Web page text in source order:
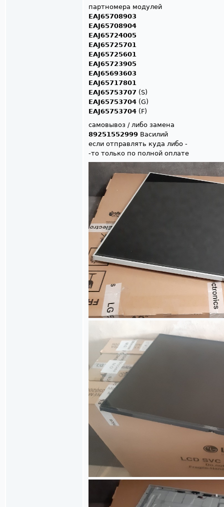
партномера модулей
EAJ65708903
EAJ65708904
EAJ65724005
EAJ65725701
EAJ65725601​​​​​​​
EAJ65723905
EAJ65693603
EAJ65717801​​​​​​​​​​​​​​
EAJ65753707 (S)
EAJ65753704 (G)
EAJ65753704 (F)
самовывоз / либо замена
89251552999 Василий
если отправлять куда либо -
-то только по полной оплате